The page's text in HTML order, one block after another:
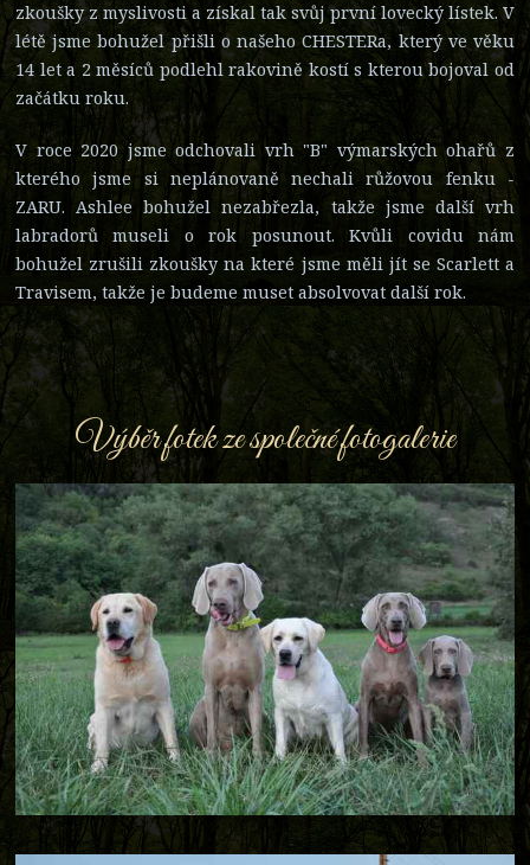
zkoušky z myslivosti a získal tak svůj první lovecký lístek. V
létě jsme bohužel přišli o našeho CHESTERa, který ve věku
14 let a 2 měsíců podlehl rakovině kostí s kterou bojoval od
začátku roku.
V roce 2020 jsme odchovali vrh "B" výmarských ohařů z
kterého jsme si neplánovaně nechali růžovou fenku -
ZARU. Ashlee bohužel nezabřezla, takže jsme další vrh
labradorů museli o rok posunout. Kvůli covidu nám
bohužel zrušili zkoušky na které jsme měli jít se Scarlett a
Travisem, takže je budeme muset absolvovat další rok.
Výběr fotek ze společné fotogalerie